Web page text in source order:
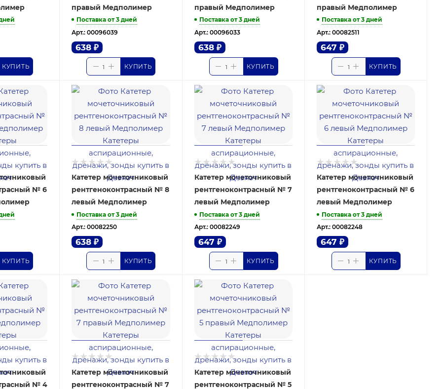
КУПИТЬ
правый Медполимер
Поставка от 3 дней
Арт.: 00096039
638 ₽
КУПИТЬ
правый Медполимер
Поставка от 3 дней
Арт.: 00096033
638₽
КУПИТЬ
правый Медполимер
Поставка от 3 дней
Арт.: 00082511
647 ₽
КУПИТЬ
№ 6
КУПИТЬ
Катетер мочеточниковый
рентгеноконтрасный № 8
левый Медполимер
Поставка от 3 дней
Арт.: 00082250
638 ₽
КУПИТЬ
Катетер мочеточниковый
рентгеноконтрасный № 7
левый Медполимер
Поставка от 3 дней
Арт.: 00082249
647 ₽
КУПИТЬ
Катетер мочеточниковый
рентгеноконтрасный № 6
левый Медполимер
Поставка от 3 дней
Арт.: 00082248
647 ₽
КУПИТЬ
№ 4
Катетер мочеточниковый
рентгеноконтрасный № 7
Катетер мочеточниковый
рентгеноконтрасный № 5